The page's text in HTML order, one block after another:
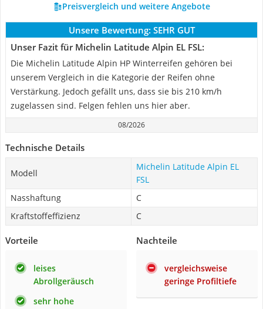
Preisvergleich und weitere Angebote
Unsere Bewertung: SEHR GUT
Unser Fazit für Michelin Latitude Alpin EL FSL:
Die Michelin Latitude Alpin HP Winterreifen gehören bei
unserem Vergleich in die Kategorie der Reifen ohne
Verstärkung. Jedoch gefällt uns, dass sie bis 210 km/h
zugelassen sind. Felgen fehlen uns hier aber.
08/2026
Technische Details
Modell
Michelin Latitude Alpin EL
FSL
Nasshaftung
C
Kraftstoffeffizienz
C
Vorteile
leises
Abrollgeräusch
sehr hohe
Nachteile
vergleichsweise
geringe Profiltiefe